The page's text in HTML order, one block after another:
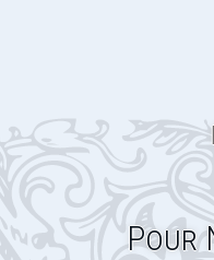
Pour